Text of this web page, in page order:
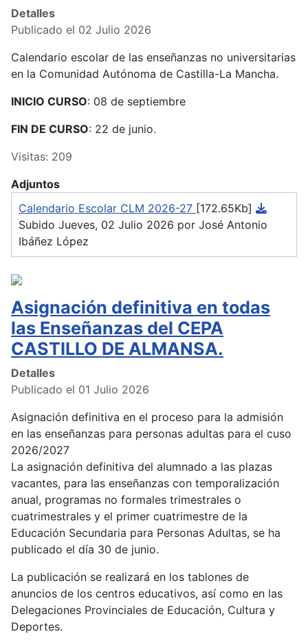
Detalles
Publicado el 02 Julio 2026
Calendario escolar de las enseñanzas no universitarias
en la Comunidad Autónoma de Castilla-La Mancha.
INICIO CURSO: 08 de septiembre
FIN DE CURSO: 22 de junio.
Visitas: 209
Adjuntos
Calendario Escolar CLM 2026-27 [172.65Kb]
Subido Jueves, 02 Julio 2026 por José Antonio
Ibáñez López
Asignación definitiva en todas
las Enseñanzas del CEPA
CASTILLO DE ALMANSA.
Detalles
Publicado el 01 Julio 2026
Asignación definitiva en el proceso para la admisión
en las enseñanzas para personas adultas para el cuso
2026/2027
La asignación definitiva del alumnado a las plazas
vacantes, para las enseñanzas con temporalización
anual, programas no formales trimestrales o
cuatrimestrales y el primer cuatrimestre de la
Educación Secundaria para Personas Adultas, se ha
publicado el día 30 de junio.
La publicación se realizará en los tablones de
anuncios de los centros educativos, así como en las
Delegaciones Provinciales de Educación, Cultura y
Deportes.